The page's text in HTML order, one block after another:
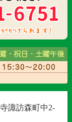
諏訪森町中2-